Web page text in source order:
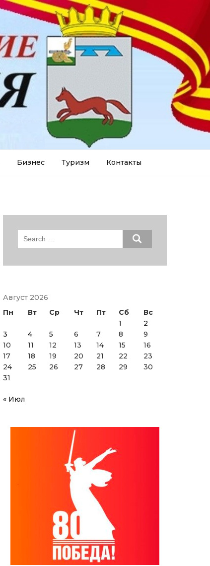
Бизнес Туризм Контакты
Search
Август 2026
Пн
Вт Ср Чт Пт Сб
Вс
1
2
3
4 5 6 7 8
9
10
11 12 13 14 15
16
17
18 19 20 21 22
23
24
25 26 27 28 29
30
31
« Июл